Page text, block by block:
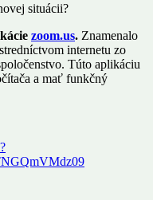
situácii?
zoom.us. Znamenalo
internetu zo
Túto aplikáciu
a mať funkčný